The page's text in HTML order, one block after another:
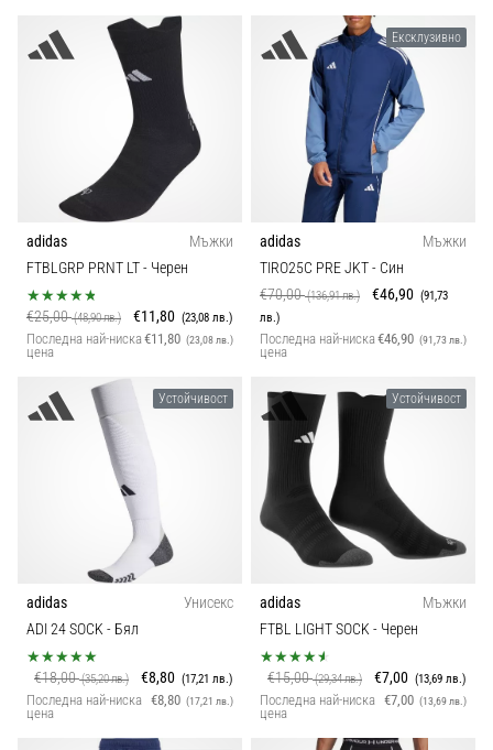
adidas
Мъжки
FTBLGRP PRNT LT- Черен
€25,00(48,90 лв.) €11,80 (23,08 лв.)
Последна най-ниска
цена
€11,80 (23,08 лв.)
Ексклузивно
adidas
Мъжки
TIRO25C PRE JKT- Син
€70,00(136,91 лв.) €46,90 (91,73
лв.)
Последна най-ниска
цена
€46,90 (91,73 лв.)
Устойчивост
adidas
Унисекс
ADI 24 SOCK- Бял
€18,00(35,20 лв.) €8,80 (17,21 лв.)
Последна най-ниска
цена
€8,80 (17,21 лв.)
Устойчивост
adidas
Мъжки
FTBL LIGHT SOCK- Черен
€15,00(29,34 лв.) €7,00 (13,69 лв.)
Последна най-ниска
цена
€7,00 (13,69 лв.)